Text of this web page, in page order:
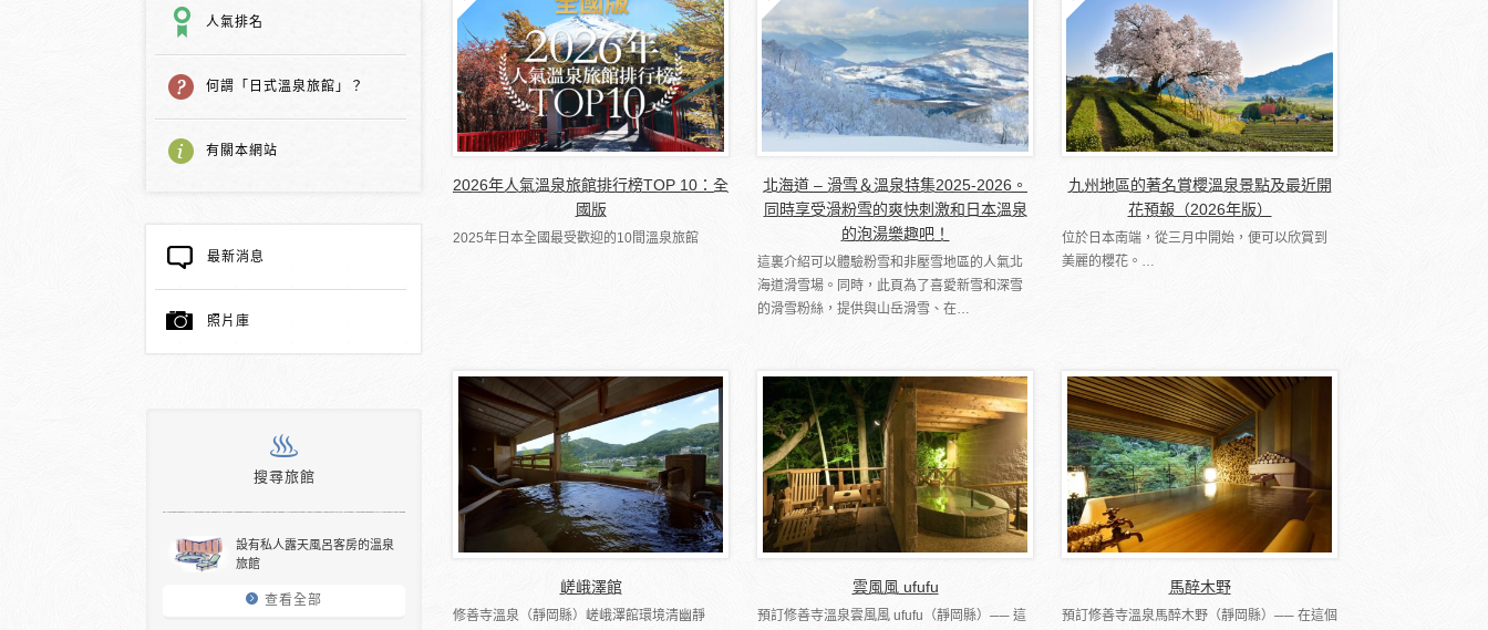
人氣排名
何謂「日式溫泉旅館」？
有關本網站
最新消息
照片庫
搜尋旅館
設有私人露天風呂客房的溫泉
旅館
查看全部
2026年人氣溫泉旅館排行榜TOP 10：全
國版
2025年日本全國最受歡迎的10間溫泉旅館
北海道 – 滑雪＆溫泉特集2025-2026。
同時享受滑粉雪的爽快刺激和日本溫泉
的泡湯樂趣吧！
這裏介紹可以體驗粉雪和非壓雪地區的人氣北
海道滑雪場。同時，此頁為了喜愛新雪和深雪
的滑雪粉絲，提供與山岳滑雪、在…
九州地區的著名賞櫻溫泉景點及最近開
花預報（2026年版）
位於日本南端，從三月中開始，便可以欣賞到
美麗的櫻花。…
嵯峨澤館
修善寺溫泉（靜岡縣）嵯峨澤館環境清幽靜
雲風風 ufufu
預訂修善寺溫泉雲風風 ufufu（靜岡縣）── 這
馬醉木野
預訂修善寺溫泉馬醉木野（靜岡縣）── 在這個